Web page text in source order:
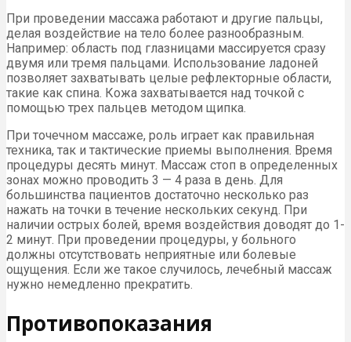
При проведении массажа работают и другие пальцы,
делая воздействие на тело более разнообразным.
Например: область под глазницами массируется сразу
двумя или тремя пальцами. Использование ладоней
позволяет захватывать целые рефлекторные области,
такие как спина. Кожа захватывается над точкой с
помощью трех пальцев методом щипка.
При точечном массаже, роль играет как правильная
техника, так и тактические приемы выполнения. Время
процедуры десять минут. Массаж стоп в определенных
зонах можно проводить 3 — 4 раза в день. Для
большинства пациентов достаточно несколько раз
нажать на точки в течение нескольких секунд. При
наличии острых болей, время воздействия доводят до 1-
2 минут. При проведении процедуры, у больного
должны отсутствовать неприятные или болевые
ощущения. Если же такое случилось, лечебный массаж
нужно немедленно прекратить.
Противопоказания